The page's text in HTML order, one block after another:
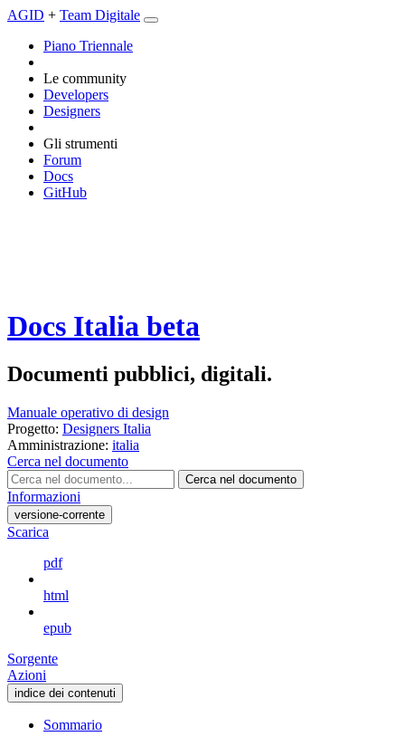
AGID + Team Digitale
Piano Triennale
Le community
Developers
Designers
Gli strumenti
Forum
Docs
GitHub
Docs Italia beta
Documenti pubblici, digitali.
Manuale operativo di design
Progetto: Designers Italia
Amministrazione: italia
Cerca nel documento
Cerca nel documento
Informazioni
versione-corrente
Scarica
pdf
html
epub
Sorgente
Azioni
indice dei contenuti
Sommario